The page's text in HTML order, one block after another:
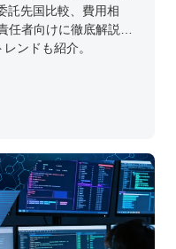
託先国比較、費用相
者向けに徹底解説。
ンドも紹介。